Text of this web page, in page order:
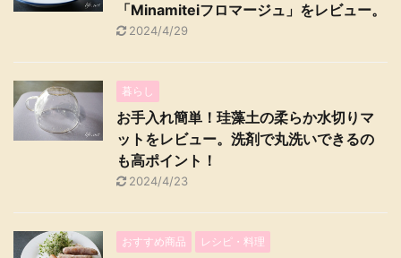
「Minamiteiフロマージュ」をレビュー。
2024/4/29
暮らし
お手入れ簡単！珪藻土の柔らか水切りマ
ットをレビュー。洗剤で丸洗いできるの
も高ポイント！
2024/4/23
おすすめ商品 レシピ・料理